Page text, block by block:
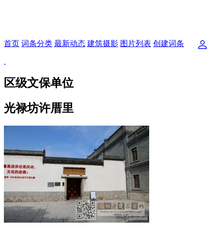
首页 词条分类 最新动态 建筑摄影 图片列表 创建词条
区级文保单位
光禄坊许厝里